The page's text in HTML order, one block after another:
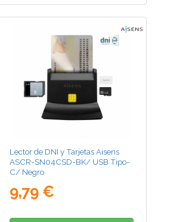
Lector de DNI y Tarjetas Aisens
ASCR-SN04CSD-BK/ USB Tipo-
C/ Negro
9,79 €